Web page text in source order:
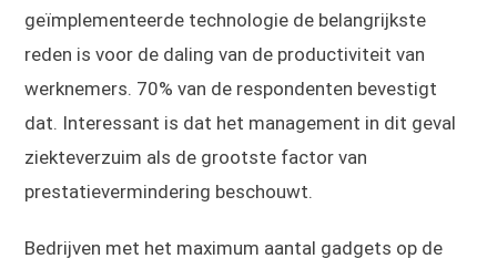
geïmplementeerde technologie de belangrijkste
reden is voor de daling van de productiviteit van
werknemers. 70% van de respondenten bevestigt
dat. Interessant is dat het management in dit geval
ziekteverzuim als de grootste factor van
prestatievermindering beschouwt.
Bedrijven met het maximum aantal gadgets op de